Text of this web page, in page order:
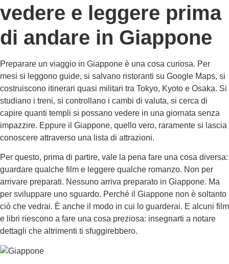
vedere e leggere prima
di andare in Giappone
Preparare un viaggio in Giappone è una cosa curiosa. Per
mesi si leggono guide, si salvano ristoranti su Google Maps, si
costruiscono itinerari quasi militari tra Tokyo, Kyoto e Osaka. Si
studiano i treni, si controllano i cambi di valuta, si cerca di
capire quanti templi si possano vedere in una giornata senza
impazzire. Eppure il Giappone, quello vero, raramente si lascia
conoscere attraverso una lista di attrazioni.
Per questo, prima di partire, vale la pena fare una cosa diversa:
guardare qualche film e leggere qualche romanzo. Non per
arrivare preparati. Nessuno arriva preparato in Giappone. Ma
per sviluppare uno sguardo. Perché il Giappone non è soltanto
ciò che vedrai. È anche il modo in cui lo guarderai. E alcuni film
e libri riescono a fare una cosa preziosa: insegnarti a notare
dettagli che altrimenti ti sfuggirebbero.